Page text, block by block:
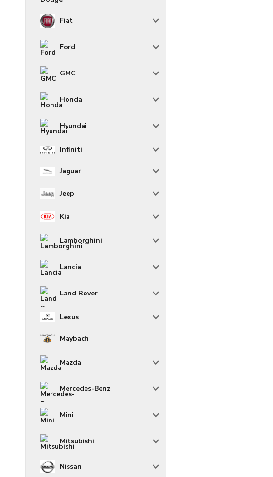
Fiat
Ford
GMC
Honda
Hyundai
Infiniti
Jaguar
Jeep
Kia
Lamborghini
Lancia
Land Rover
Lexus
Maybach
Mazda
Mercedes-Benz
Mini
Mitsubishi
Nissan